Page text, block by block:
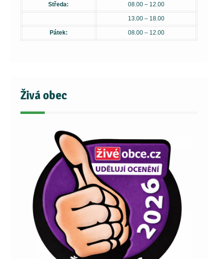
Středa: 08.00 – 12.00
13.00 – 18.00
Pátek: 08.00 – 12.00
Živá obec